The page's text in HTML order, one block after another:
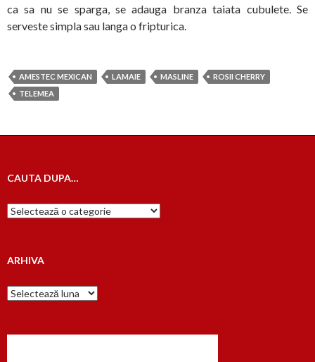
ca sa nu se sparga, se adauga branza taiata cubulete. Se
serveste simpla sau langa o fripturica.
AMESTEC MEXICAN LAMAIE MASLINE
ROSII CHERRY
TELEMEA
CAUTA DUPA…
Cauta
dupa…
ARHIVA
Arhiva